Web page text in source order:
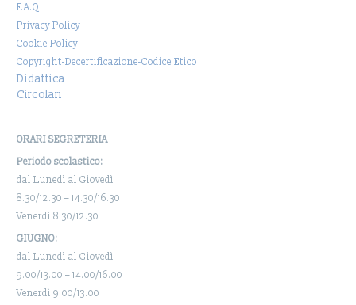
F.A.Q.
Privacy Policy
Cookie Policy
Copyright-Decertificazione-Codice Etico
Didattica
Circolari
ORARI SEGRETERIA
Periodo scolastico:
dal Lunedì al Giovedì
8.30/12.30 – 14.30/16.30
Venerdì 8.30/12.30
GIUGNO:
dal Lunedì al Giovedì
9.00/13.00 – 14.00/16.00
Venerdì 9.00/13.00